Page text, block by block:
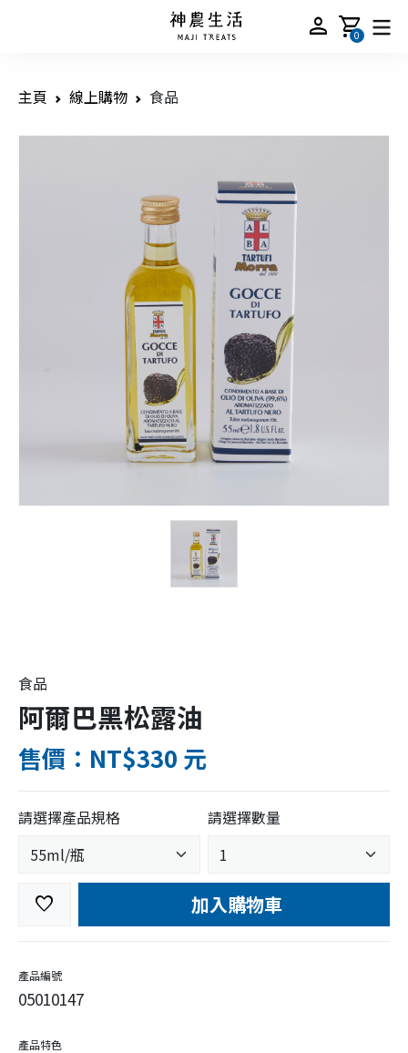
person shopping_cart
0
主頁 線上購物 食品
食品
阿爾巴黑松露油
售價：NT$330 元
請選擇產品規格 請選擇數量
favorite 加入購物車
產品編號
05010147
產品特色